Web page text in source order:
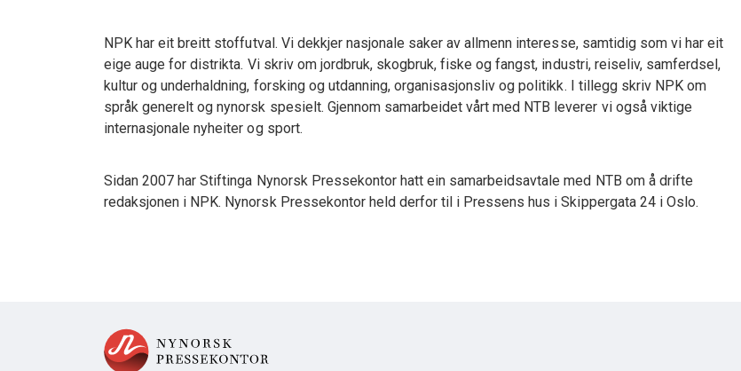
NPK har eit breitt stoffutval. Vi dekkjer nasjonale saker av allmenn interesse, samtidig som vi har eit
eige auge for distrikta. Vi skriv om jordbruk, skogbruk, fiske og fangst, industri, reiseliv, samferdsel,
kultur og underhaldning, forsking og utdanning, organisasjonsliv og politikk. I tillegg skriv NPK om
språk generelt og nynorsk spesielt. Gjennom samarbeidet vårt med NTB leverer vi også viktige
internasjonale nyheiter og sport.
Sidan 2007 har Stiftinga Nynorsk Pressekontor hatt ein samarbeidsavtale med NTB om å drifte
redaksjonen i NPK. Nynorsk Pressekontor held derfor til i Pressens hus i Skippergata 24 i Oslo.